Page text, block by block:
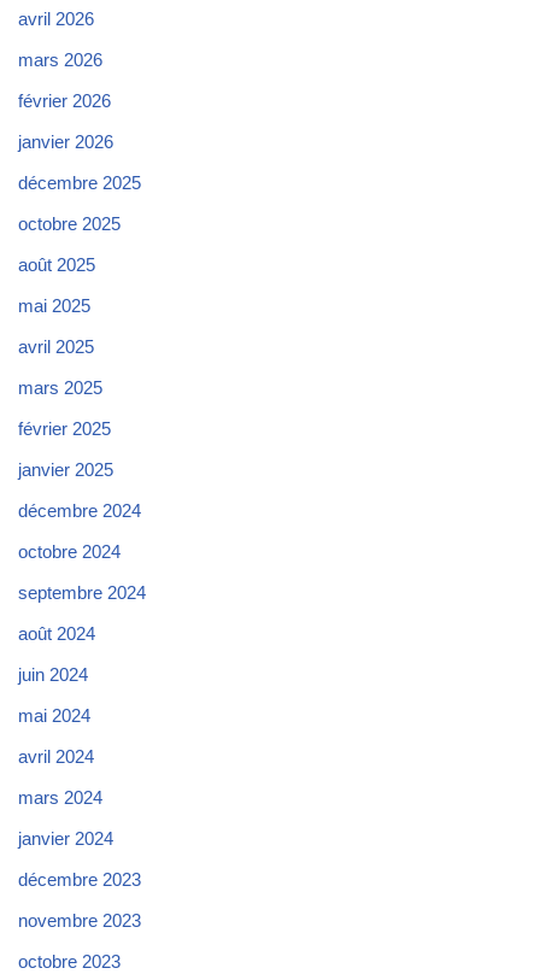
avril 2026
mars 2026
février 2026
janvier 2026
décembre 2025
octobre 2025
août 2025
mai 2025
avril 2025
mars 2025
février 2025
janvier 2025
décembre 2024
octobre 2024
septembre 2024
août 2024
juin 2024
mai 2024
avril 2024
mars 2024
janvier 2024
décembre 2023
novembre 2023
octobre 2023